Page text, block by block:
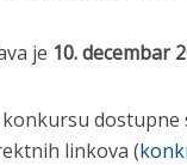
je 10. decembar
linkova (